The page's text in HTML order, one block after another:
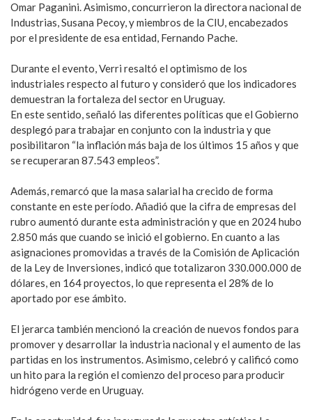
Omar Paganini. Asimismo, concurrieron la directora nacional de
Industrias, Susana Pecoy, y miembros de la CIU, encabezados
por el presidente de esa entidad, Fernando Pache.
Durante el evento, Verri resaltó el optimismo de los
industriales respecto al futuro y consideró que los indicadores
demuestran la fortaleza del sector en Uruguay.
En este sentido, señaló las diferentes políticas que el Gobierno
desplegó para trabajar en conjunto con la industria y que
posibilitaron “la inflación más baja de los últimos 15 años y que
se recuperaran 87.543 empleos”.
Además, remarcó que la masa salarial ha crecido de forma
constante en este período. Añadió que la cifra de empresas del
rubro aumentó durante esta administración y que en 2024 hubo
2.850 más que cuando se inició el gobierno. En cuanto a las
asignaciones promovidas a través de la Comisión de Aplicación
de la Ley de Inversiones, indicó que totalizaron 330.000.000 de
dólares, en 164 proyectos, lo que representa el 28% de lo
aportado por ese ámbito.
El jerarca también mencionó la creación de nuevos fondos para
promover y desarrollar la industria nacional y el aumento de las
partidas en los instrumentos. Asimismo, celebró y calificó como
un hito para la región el comienzo del proceso para producir
hidrógeno verde en Uruguay.